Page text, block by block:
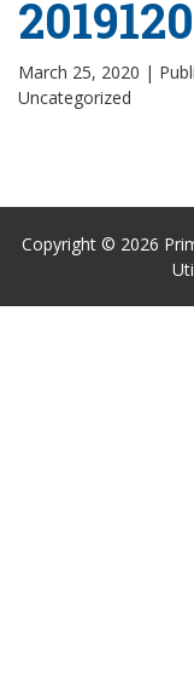
March 25, 2020 |
Uncategorized
Copyright © 2026